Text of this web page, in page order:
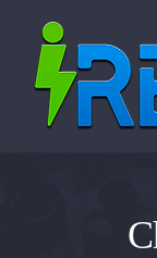
contenu